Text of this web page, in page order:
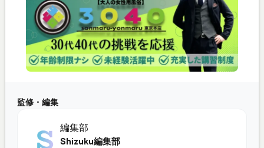
監修・編集
編集部
Shizuku編集部